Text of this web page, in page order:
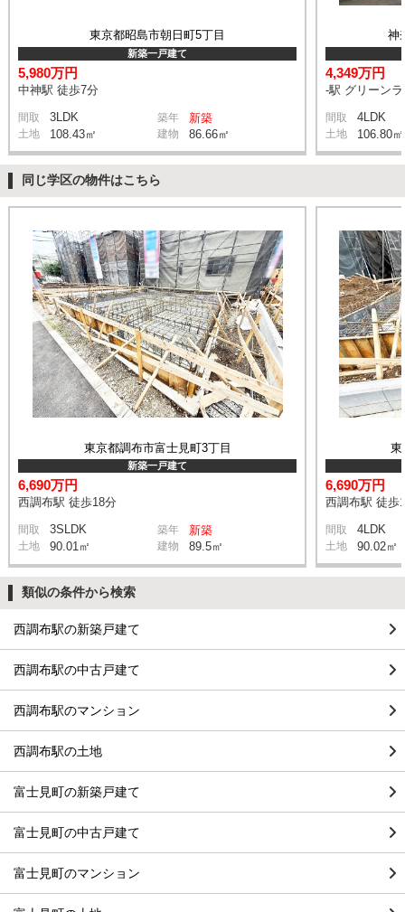
東京都昭島市朝日町5丁目
新築一戸建て
5,980万円
中神駅 徒歩7分
間取 3LDK 築年 新築
土地 108.43㎡ 建物 86.66㎡
神
4,349万円
-駅 グリーン
間取 4LDK
土地 106.80㎡
同じ学区の物件はこちら
東京都調布市富士見町3丁目
新築一戸建て
6,690万円
西調布駅 徒歩18分
間取 3SLDK 築年 新築
土地 90.01㎡ 建物 89.5㎡
東
6,690万円
西調布駅 徒歩
間取 4LDK
土地 90.02㎡
類似の条件から検索
西調布駅の新築戸建て
西調布駅の中古戸建て
西調布駅のマンション
西調布駅の土地
富士見町の新築戸建て
富士見町の中古戸建て
富士見町のマンション